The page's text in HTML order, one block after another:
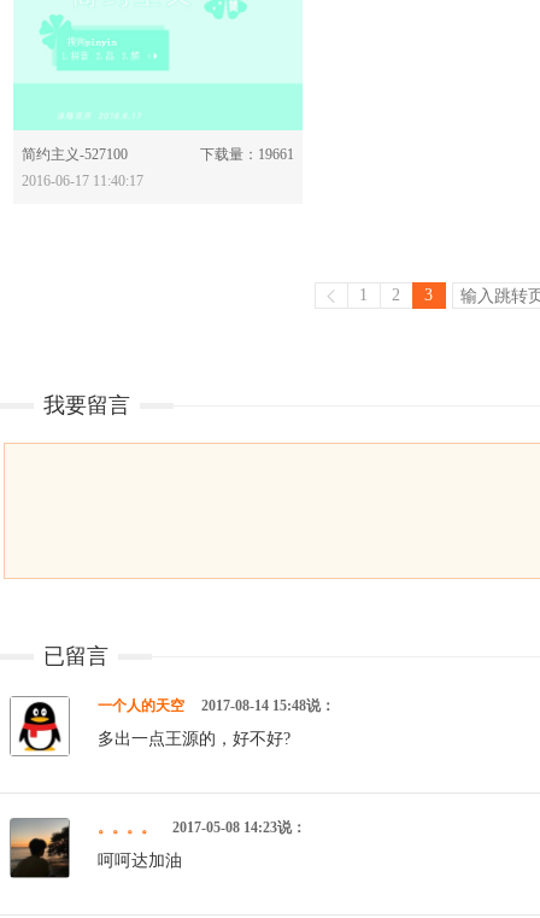
分享：
简约主义-527100
下载量：19661
2016-06-17 11:40:17
1 2 3
我要留言
已留言
一个人的天空 2017-08-14 15:48说：
多出一点王源的，好不好?
。。。。 2017-05-08 14:23说：
呵呵达加油